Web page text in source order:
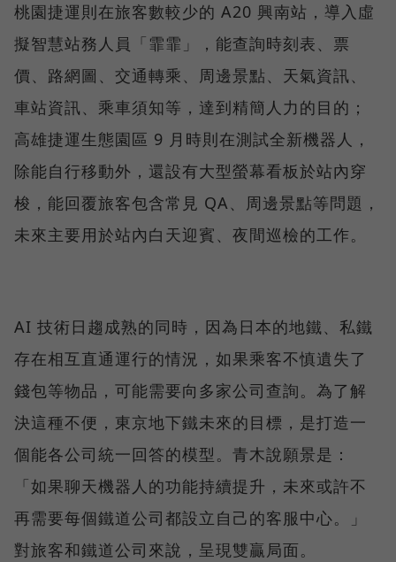
桃園捷運則在旅客數較少的 A20 興南站，導入虛
擬智慧站務人員「霏霏」，能查詢時刻表、票
價、路網圖、交通轉乘、周邊景點、天氣資訊、
車站資訊、乘車須知等，達到精簡人力的目的；
高雄捷運生態園區 9 月時則在測試全新機器人，
除能自行移動外，還設有大型螢幕看板於站內穿
梭，能回覆旅客包含常見 QA、周邊景點等問題，
未來主要用於站內白天迎賓、夜間巡檢的工作。
AI 技術日趨成熟的同時，因為日本的地鐵、私鐵
存在相互直通運行的情況，如果乘客不慎遺失了
錢包等物品，可能需要向多家公司查詢。為了解
決這種不便，東京地下鐵未來的目標，是打造一
個能各公司統一回答的模型。青木說願景是：
「如果聊天機器人的功能持續提升，未來或許不
再需要每個鐵道公司都設立自己的客服中心。」
對旅客和鐵道公司來說，呈現雙贏局面。